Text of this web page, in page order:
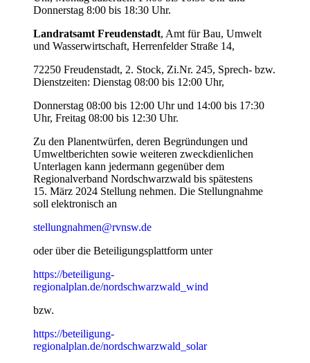
Donnerstag 8:00 bis 18:30 Uhr.
Landratsamt Freudenstadt, Amt für Bau, Umwelt
und Wasserwirtschaft, Herrenfelder Straße 14,
72250 Freudenstadt, 2. Stock, Zi.Nr. 245, Sprech- bzw.
Dienstzeiten: Dienstag 08:00 bis 12:00 Uhr,
Donnerstag 08:00 bis 12:00 Uhr und 14:00 bis 17:30
Uhr, Freitag 08:00 bis 12:30 Uhr.
Zu den Planentwürfen, deren Begründungen und
Umweltberichten sowie weiteren zweckdienlichen
Unterlagen kann jedermann gegenüber dem
Regionalverband Nordschwarzwald bis spätestens
15. März 2024 Stellung nehmen. Die Stellungnahme
soll elektronisch an
stellungnahmen@rvnsw.de
oder über die Beteiligungsplattform unter
https://beteiligung-
regionalplan.de/nordschwarzwald_wind
bzw.
https://beteiligung-
regionalplan.de/nordschwarzwald_solar